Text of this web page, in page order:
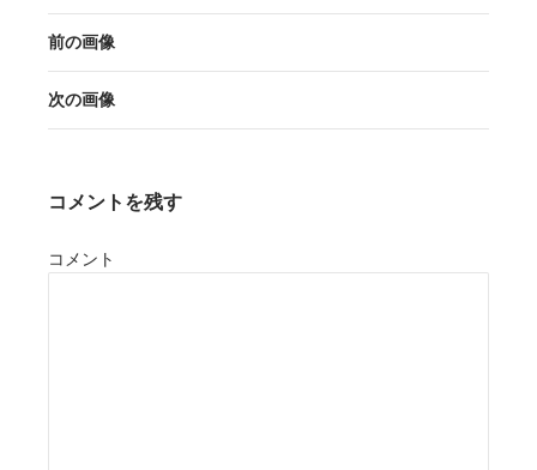
前の画像
次の画像
コメントを残す
コメント